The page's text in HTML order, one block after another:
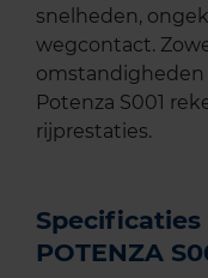
snelheden,
wegcontact.
Potenza S001
rijprestaties.
POTENZA